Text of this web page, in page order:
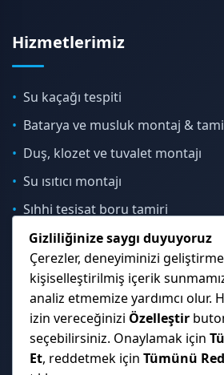
Hizmetlerimiz
Su kaçağı tespiti
Batarya ve musluk montaj &
Duş, klozet ve tuvalet montajı
Su ısıtıcı montajı
Sıhhi tesisat boru tamiri
İletişim & Konum
Çekmeköy, Sancaktepe,
Yakası genelinde hizmet veriyoruz.
Gizliliğinize saygı duyuyoruz
Çerezler, deneyiminizi
kişiselleştirilmiş içerik
analiz etmemize yardımcı olur.
izin vereceğinizi Özelleştir
seçebilirsiniz. Onaylamak için
Et, reddetmek için Tümünü